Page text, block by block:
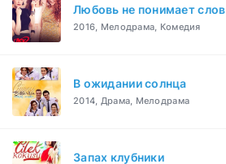
Любовь не понимает слов
2016, Мелодрама, Комедия
В ожидании солнца
2014, Драма, Мелодрама
Запах клубники